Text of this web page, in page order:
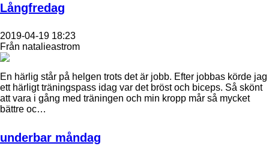
Långfredag
2019-04-19 18:23
Från natalieastrom
En härlig står på helgen trots det är jobb. Efter jobbas körde jag
ett härligt träningspass idag var det bröst och biceps. Så skönt
att vara i gång med träningen och min kropp mår så mycket
bättre oc…
underbar måndag